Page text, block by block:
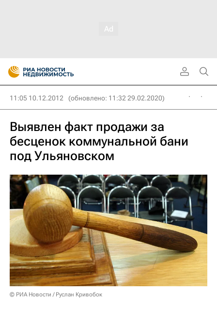
11:05 10.12.2012 (обновлено: 11:32 29.02.2020)
Выявлен факт продажи за
бесценок коммунальной бани
под Ульяновском
© РИА Новости / Руслан Кривобок